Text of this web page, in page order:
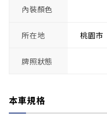
內裝顏色
所在地 桃園市
牌照狀態
本車規格